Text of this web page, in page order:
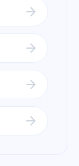
arrow_forward
arrow_forward
arrow_forward
arrow_forward